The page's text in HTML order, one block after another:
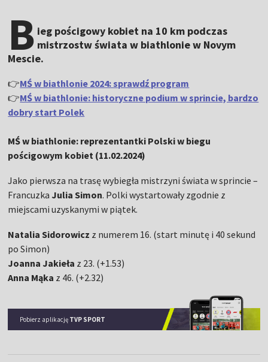
B ieg pościgowy kobiet na 10 km podczas
mistrzostw świata w biathlonie w Novym
Mescie.
👉MŚ w biathlonie 2024: sprawdź program
👉MŚ w biathlonie: historyczne podium w sprincie, bardzo
dobry start Polek
MŚ w biathlonie: reprezentantki Polski w biegu
pościgowym kobiet (11.02.2024)
Jako pierwsza na trasę wybiegła mistrzyni świata w sprincie –
Francuzka Julia Simon. Polki wystartowały zgodnie z
miejscami uzyskanymi w piątek.
Natalia Sidorowicz z numerem 16. (start minutę i 40 sekund
po Simon)
Joanna Jakieła z 23. (+1.53)
Anna Mąka z 46. (+2.32)
Pobierz aplikację TVP SPORT